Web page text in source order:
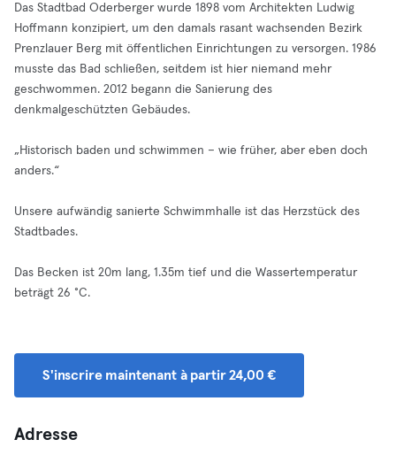
Das Stadtbad Oderberger wurde 1898 vom Architekten Ludwig
Hoffmann konzipiert, um den damals rasant wachsenden Bezirk
Prenzlauer Berg mit öffentlichen Einrichtungen zu versorgen. 1986
musste das Bad schließen, seitdem ist hier niemand mehr
geschwommen. 2012 begann die Sanierung des
denkmalgeschützten Gebäudes.
„Historisch baden und schwimmen – wie früher, aber eben doch
anders.“
Unsere aufwändig sanierte Schwimmhalle ist das Herzstück des
Stadtbades.
Das Becken ist 20m lang, 1.35m tief und die Wassertemperatur
beträgt 26 °C.
S'inscrire maintenant à partir 24,00 €
Adresse